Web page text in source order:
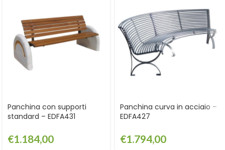
Panchina con supporti
standard – EDFA431
€1.184,00
Panchina curva in acciaio –
EDFA427
€1.794,00